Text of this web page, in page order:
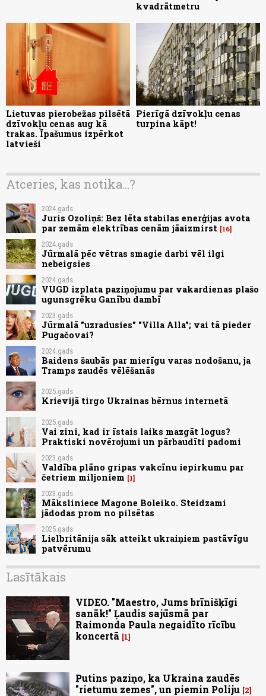
kvadrātmetru
Lietuvas pierobežas pilsētā
dzīvokļu cenas aug kā
trakas. Īpašumus izpērkot
latvieši
Pierīgā dzīvokļu cenas
turpina kāpt!
Atceries, kas notika...?
2024.gads
Juris Ozoliņš: Bez lēta stabilas enerģijas avota
par zemām elektrības cenām jāaizmirst
16
2024.gads
Jūrmalā pēc vētras smagie darbi vēl ilgi
nebeigsies
2024.gads
VUGD izplata paziņojumu par vakardienas plašo
ugunsgrēku Ganību dambī
2023.gads
Jūrmalā "uzradusies" "Villa Alla"; vai tā pieder
Pugačovai?
2024.gads
Baidens šaubās par mierīgu varas nodošanu, ja
Tramps zaudēs vēlēšanās
2025.gads
Krievijā tirgo Ukrainas bērnus internetā
2025.gads
Vai zini, kad ir īstais laiks mazgāt logus?
Praktiski novērojumi un pārbaudīti padomi
2023.gads
Valdība plāno gripas vakcīnu iepirkumu par
četriem miljoniem
1
2023.gads
Māksliniece Magone Boleiko. Steidzami
jādodas prom no pilsētas
2025.gads
Lielbritānija sāk atteikt ukraiņiem pastāvīgu
patvērumu
Lasītākais
VIDEO. "Maestro, Jums brīnišķīgi
sanāk!" Ļaudis sajūsmā par
Raimonda Paula negaidīto rīcību
koncertā
1
Putins paziņo, ka Ukraina zaudēs
"rietumu zemes", un piemin Poliju 2